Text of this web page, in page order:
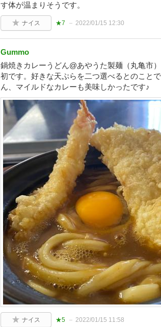
す体が温まりそうです。
ナイス ★7 2022/01/15 12:30
Gummo
鍋焼きカレーうどん@あやうた製麺（丸亀市
初です。好きな天ぷらを二つ選べるとのこと
ん、マイルドなカレーも美味しかったです♪
ナイス ★5 2022/01/15 11:58